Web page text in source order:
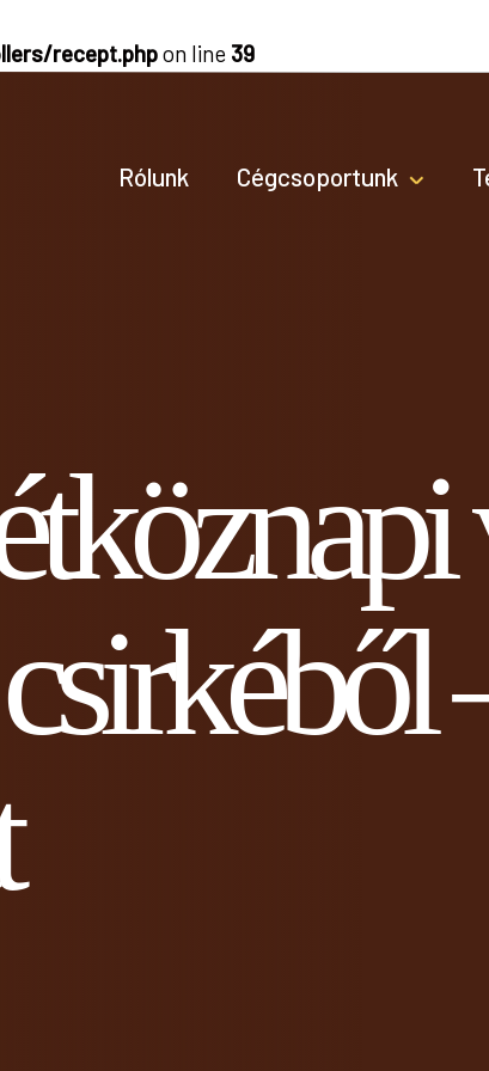
recept.phpon line 39
Rólunk Cégcsoportunk